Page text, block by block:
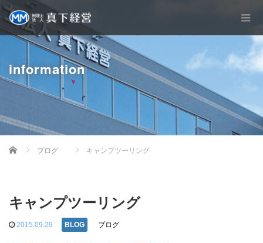
information
Home ブログ キャンプツーリング
キャンプツーリング
2015.09.29 ブログ